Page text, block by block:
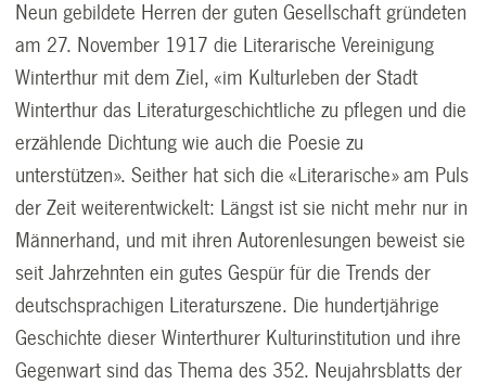
Neun gebildete Herren der guten Gesellschaft gründeten
am 27. November 1917 die Literarische Vereinigung
Winterthur mit dem Ziel, «im Kulturleben der Stadt
Winterthur das Literaturgeschichtliche zu pflegen und die
erzählende Dichtung wie auch die Poesie zu
unterstützen». Seither hat sich die «Literarische» am Puls
der Zeit weiterentwickelt: Längst ist sie nicht mehr nur in
Männerhand, und mit ihren Autorenlesungen beweist sie
seit Jahrzehnten ein gutes Gespür für die Trends der
deutschsprachigen Literaturszene. Die hundertjährige
Geschichte dieser Winterthurer Kulturinstitution und ihre
Gegenwart sind das Thema des 352. Neujahrsblatts der